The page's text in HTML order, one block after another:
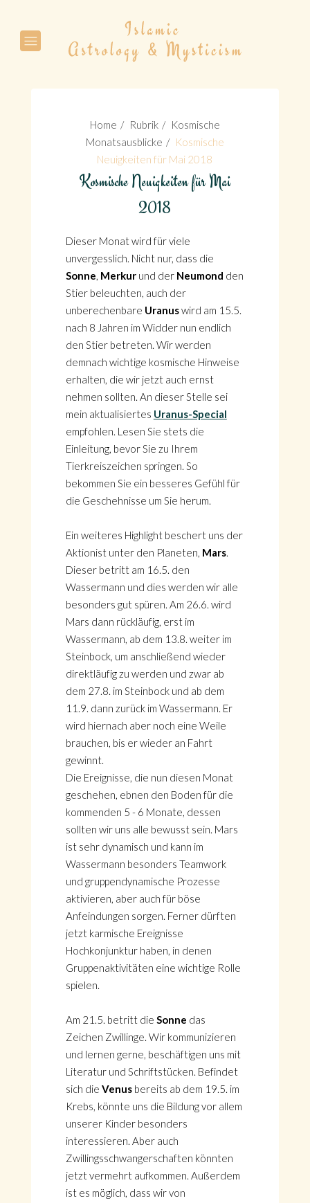
Home Rubrik
Kosmische
Monatsausblicke
Kosmische
Neuigkeiten für Mai 2018
Kosmische Neuigkeiten für Mai
2018
Dieser Monat wird für viele
unvergesslich. Nicht nur, dass die
Sonne, Merkurund der Neumond den
Stier beleuchten, auch der
unberechenbare Uranuswird am 15.5.
nach 8 Jahren im Widder nun endlich
den Stier betreten. Wir werden
demnach wichtige kosmische Hinweise
erhalten, die wir jetzt auch ernst
nehmen sollten. An dieser Stelle sei
mein aktualisiertes Uranus-Special
empfohlen. Lesen Sie stets die
Einleitung, bevor Sie zu Ihrem
Tierkreiszeichen springen. So
bekommen Sie ein besseres Gefühl für
die Geschehnisse um Sie herum.
Ein weiteres Highlight beschert uns der
Aktionist unter den Planeten, Mars.
Dieser betritt am 16.5. den
Wassermann und dies werden wir alle
besonders gut spüren. Am 26.6. wird
Mars dann rückläufig, erst im
Wassermann, ab dem 13.8. weiter im
Steinbock, um anschließend wieder
direktläufig zu werden und zwar ab
dem 27.8. im Steinbock und ab dem
11.9. dann zurück im Wassermann. Er
wird hiernach aber noch eine Weile
brauchen, bis er wieder an Fahrt
gewinnt.
Die Ereignisse, die nun diesen Monat
geschehen, ebnen den Boden für die
kommenden 5 - 6 Monate, dessen
sollten wir uns alle bewusst sein. Mars
ist sehr dynamisch und kann im
Wassermann besonders Teamwork
und gruppendynamische Prozesse
aktivieren, aber auch für böse
Anfeindungen sorgen. Ferner dürften
jetzt karmische Ereignisse
Hochkonjunktur haben, in denen
Gruppenaktivitäten eine wichtige Rolle
spielen.
Am 21.5. betritt die Sonne das
Zeichen Zwillinge. Wir kommunizieren
und lernen gerne, beschäftigen uns mit
Literatur und Schriftstücken. Befindet
sich die Venusbereits ab dem 19.5. im
Krebs, könnte uns die Bildung vor allem
unserer Kinder besonders
interessieren. Aber auch
Zwillingsschwangerschaften könnten
jetzt vermehrt aufkommen. Außerdem
ist es möglich, dass wir von